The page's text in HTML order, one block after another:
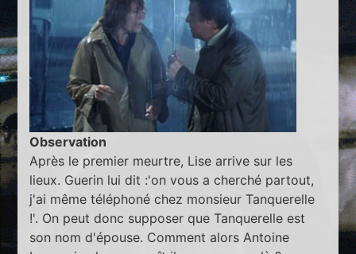
Observation
Après le premier meurtre, Lise arrive sur les
lieux. Guerin lui dit :'on vous a cherché partout,
j'ai même téléphoné chez monsieur Tanquerelle
!'. On peut donc supposer que Tanquerelle est
son nom d'épouse. Comment alors Antoine